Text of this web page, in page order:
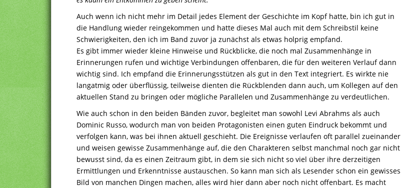
Auch wenn ich nicht mehr im Detail jedes Element der Geschichte im Kopf hatte, bin ich gut in
die Handlung wieder reingekommen und hatte dieses Mal auch mit dem Schreibstil keine
Schwierigkeiten, den ich im Band zuvor ja zunächst als etwas holprig empfand.
Es gibt immer wieder kleine Hinweise und Rückblicke, die noch mal Zusammenhänge in
Erinnerungen rufen und wichtige Verbindungen offenbaren, die für den weiteren Verlauf dann
wichtig sind. Ich empfand die Erinnerungsstützen als gut in den Text integriert. Es wirkte nie
langatmig oder überflüssig, teilweise dienten die Rückblenden dann auch, um Kollegen auf den
aktuellen Stand zu bringen oder mögliche Parallelen und Zusammenhänge zu verdeutlichen.
Wie auch schon in den beiden Bänden zuvor, begleitet man sowohl Levi Abrahms als auch
Dominic Russo, wodurch man von beiden Protagonisten einen guten Eindruck bekommt und
verfolgen kann, was bei ihnen aktuell geschieht. Die Ereignisse verlaufen oft parallel zueinander
und weisen gewisse Zusammenhänge auf, die den Charakteren selbst manchmal noch gar nicht
bewusst sind, da es einen Zeitraum gibt, in dem sie sich nicht so viel über ihre derzeitigen
Ermittlungen und Erkenntnisse austauschen. So kann man sich als Lesender schon ein gewisses
Bild von manchen Dingen machen, alles wird hier dann aber noch nicht offenbart. Es macht